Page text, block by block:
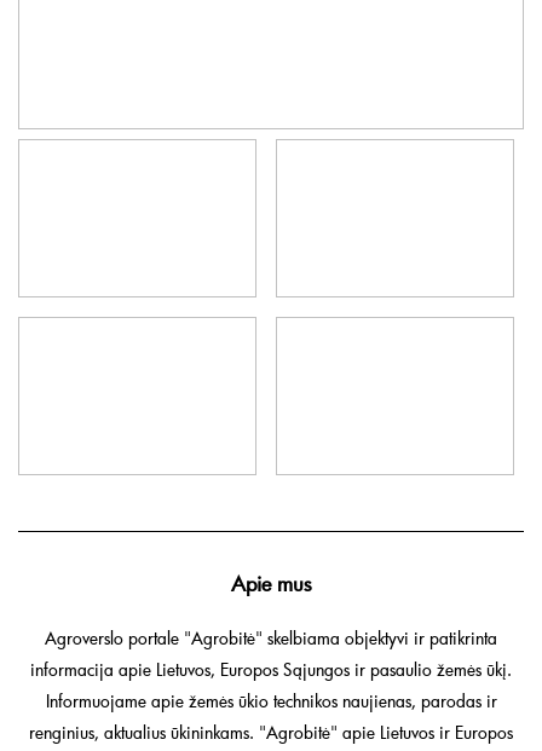
Apie mus
Agroverslo portale "Agrobitė" skelbiama objektyvi ir patikrinta
informacija apie Lietuvos, Europos Sąjungos ir pasaulio žemės ūkį.
Informuojame apie žemės ūkio technikos naujienas, parodas ir
renginius, aktualius ūkininkams. "Agrobitė" apie Lietuvos ir Europos